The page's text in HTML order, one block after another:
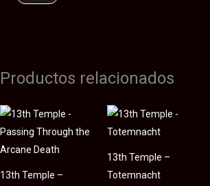
Productos relacionados
13th Temple –
13th Temple –
Totemnacht